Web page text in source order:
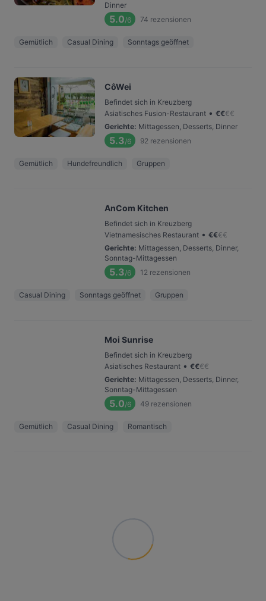
Dinner
5.0/6 74 rezensionen
Gemütlich Casual Dining Sonntags geöffnet
CôWei
Befindet sich in Kreuzberg
Asiatisches Fusion-Restaurant • €€€€
Gerichte: Mittagessen, Desserts, Dinner
5.3/6 92 rezensionen
Gemütlich Hundefreundlich Gruppen
AnCom Kitchen
Befindet sich in Kreuzberg
Vietnamesisches Restaurant • €€€€
Gerichte: Mittagessen, Desserts, Dinner,
Sonntag-Mittagessen
5.3/6 12 rezensionen
Casual Dining Sonntags geöffnet Gruppen
Moi Sunrise
Befindet sich in Kreuzberg
Asiatisches Restaurant • €€€€
Gerichte: Mittagessen, Desserts, Dinner,
Sonntag-Mittagessen
5.0/6 49 rezensionen
Gemütlich Casual Dining Romantisch